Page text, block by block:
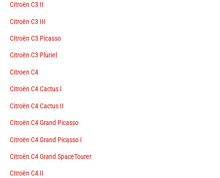
Citroën C3 II
Citroën C3 III
Citroën C3 Picasso
Citroën C3 Pluriel
Citroen C4
Citroën C4 Cactus I
Citroën C4 Cactus II
Citroën C4 Grand Picasso
Citroën C4 Grand Picasso I
Citroën C4 Grand SpaceTourer
Citroën C4 II